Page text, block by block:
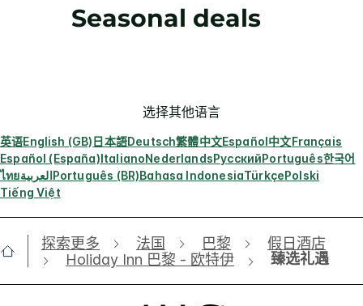
Seasonal deals
选择其他语言
英语English (GB)日本語Deutsch繁體中文Español中文Français
Español (España)ItalianoNederlandsРусскийPortuguês한국어
ไทยالعربيةPortuguês (BR)Bahasa IndonesiaTürkçePolski
Tiếng Việt
探索更多 法国 巴黎
假日酒店
Holiday Inn 巴黎 - 欧特伊
臻选礼遇